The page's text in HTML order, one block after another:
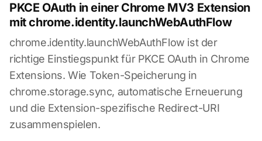
PKCE OAuth in einer Chrome MV3 Extension
mit chrome.identity.launchWebAuthFlow
chrome.identity.launchWebAuthFlow ist der
richtige Einstiegspunkt für PKCE OAuth in Chrome
Extensions. Wie Token-Speicherung in
chrome.storage.sync, automatische Erneuerung
und die Extension-spezifische Redirect-URI
zusammenspielen.